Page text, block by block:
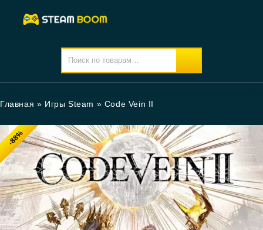
Главная » Игры Steam » Code Vein II
-88%